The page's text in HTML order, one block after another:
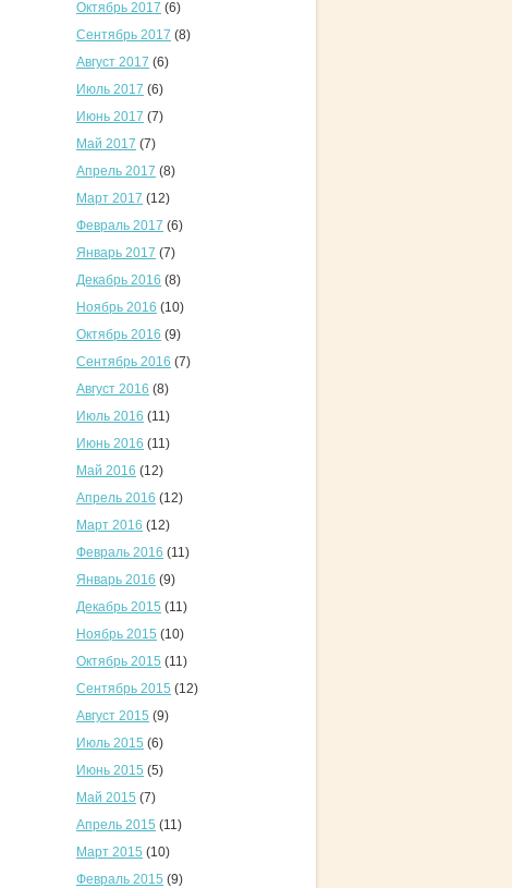
Октябрь 2017 (6)
Сентябрь 2017 (8)
Август 2017 (6)
Июль 2017 (6)
Июнь 2017 (7)
Май 2017 (7)
Апрель 2017 (8)
Март 2017 (12)
Февраль 2017 (6)
Январь 2017 (7)
Декабрь 2016 (8)
Ноябрь 2016 (10)
Октябрь 2016 (9)
Сентябрь 2016 (7)
Август 2016 (8)
Июль 2016 (11)
Июнь 2016 (11)
Май 2016 (12)
Апрель 2016 (12)
Март 2016 (12)
Февраль 2016 (11)
Январь 2016 (9)
Декабрь 2015 (11)
Ноябрь 2015 (10)
Октябрь 2015 (11)
Сентябрь 2015 (12)
Август 2015 (9)
Июль 2015 (6)
Июнь 2015 (5)
Май 2015 (7)
Апрель 2015 (11)
Март 2015 (10)
Февраль 2015 (9)